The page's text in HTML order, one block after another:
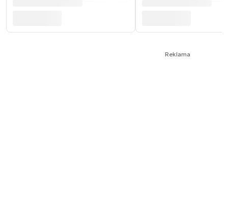
Reklama